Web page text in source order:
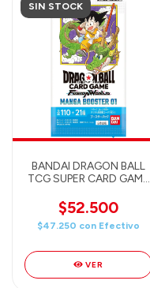
SIN STOCK
BANDAI DRAGON BALL
TCG SUPER CARD GAME
MANGA BOOSTER Pack
01 (SB01) - JAPAN (6
cards)
$52.500
$47.250 con Efectivo
VER